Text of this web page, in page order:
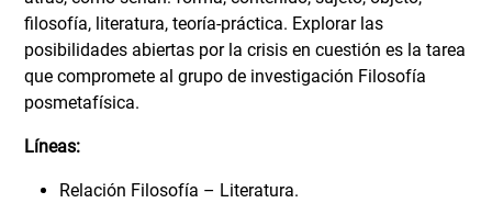
filosofía, literatura, teoría-práctica. Explorar las
posibilidades abiertas por la crisis en cuestión es la tarea
que compromete al grupo de investigación Filosofía
posmetafísica.
Líneas:
Relación Filosofía – Literatura.